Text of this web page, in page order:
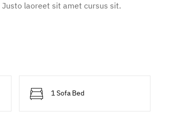
laoreet sit amet cursus sit.
1 Sofa Bed